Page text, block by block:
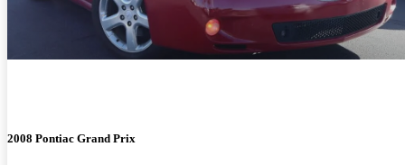
2008 Pontiac Grand Prix